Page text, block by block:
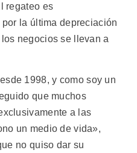
regateo es
la última depreciación
negocios se llevan a
1998, y como soy un
que muchos
a las
un medio de vida»,
no quiso dar su